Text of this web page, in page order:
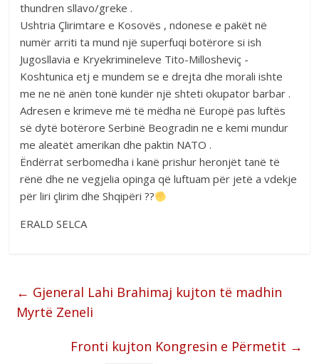
thundren sllavo/greke .
Ushtria Çlirimtare e Kosovës , ndonese e pakët në
numër arriti ta mund një superfuqi botërore si ish
Jugosllavia e Kryekrimineleve Tito-Millosheviç -
Koshtunica etj e mundem se e drejta dhe morali ishte
me ne në anën tonë kundër një shteti okupator barbar .
Adresen e krimeve më të mëdha në Europë pas luftës
së dytë botërore Serbinë Beogradin ne e kemi mundur
me aleatët amerikan dhe paktin NATO .
Ëndërrat serbomedha i kanë prishur heronjët tanë të
rënë dhe ne vegjelia opinga që luftuam për jetë a vdekje
për liri çlirim dhe Shqipëri ??
ERALD SELCA
← Gjeneral Lahi Brahimaj kujton të madhin
Myrtë Zeneli
Fronti kujton Kongresin e Përmetit →